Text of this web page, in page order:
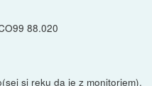
88.020
si reku da je z monitorjem).